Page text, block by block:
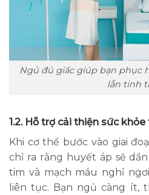
Ngủ đủ giấc giúp bạn phục
lẫn tinh
1.2. Hỗ trợ cải thiện sức
Khi cơ thể bước vào giai
chỉ ra rằng huyết áp sẽ
tim và mạch máu nghỉ
liên tục. Bạn ngủ càng ít,